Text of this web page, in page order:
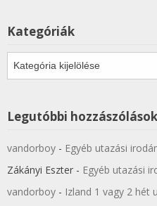
Kategóriák
Kategóriák
Legutóbbi hozzászólások
vandorboy - Egyéb utazási
Zákányi Eszter - Egyéb utazási
vandorboy - Izland 1 vagy 2 hét